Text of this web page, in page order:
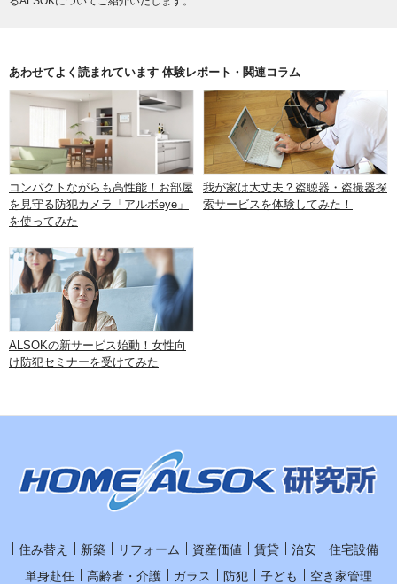
あわせてよく読まれています 体験レポート・関連コラム
コンパクトながらも高性能！お部屋
を見守る防犯カメラ「アルボeye」
を使ってみた
我が家は大丈夫？盗聴器・盗撮器探
索サービスを体験してみた！
ALSOKの新サービス始動！女性向
け防犯セミナーを受けてみた
住み替え 新築 リフォーム 資産価値 賃貸 治安
住宅設備
単身赴任
高齢者・介護 ガラス 防犯 子ども
空き家管理